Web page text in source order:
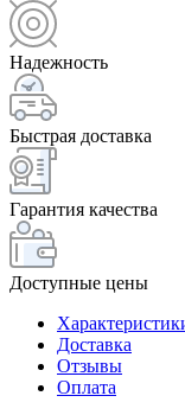
Надежность
Быстрая доставка
Гарантия качества
Доступные цены
Доставка
Отзывы
Оплата